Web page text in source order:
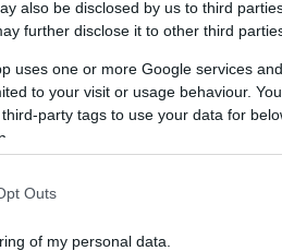
also be disclosed by us to third
further disclose it to other third
uses one or more Google services
to your visit or usage behaviour.
party tags to use your data for
Outs
of my personal data.
csecsemő, egy cilinder,
a szuper ragasztó és a